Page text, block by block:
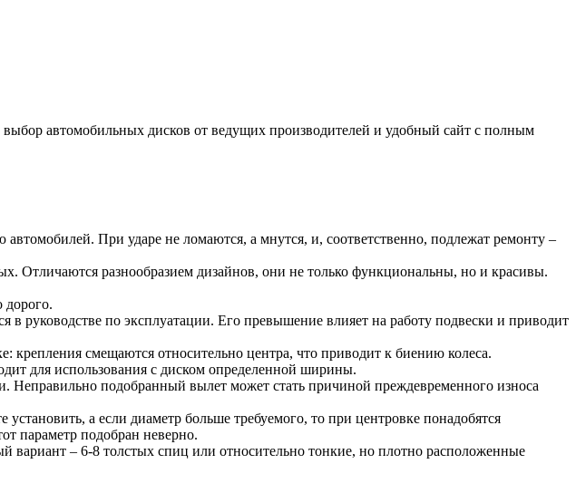
автомобильных дисков от ведущих производителей и удобный сайт с полным
При ударе не ломаются, а мнутся, и, соответственно, подлежат ремонту –
Отличаются разнообразием дизайнов, они не только функциональны, но и красивы.
дорого.
руководстве по эксплуатации. Его превышение влияет на работу подвески и приводит
крепления смещаются относительно центра, что приводит к биению колеса.
для использования с диском определенной ширины.
подобранный вылет может стать причиной преждевременного износа
а если диаметр больше требуемого, то при центровке понадобятся
параметр подобран неверно.
– 6-8 толстых спиц или относительно тонкие, но плотно расположенные